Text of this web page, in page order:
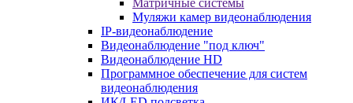
Муляжи камер видеонаблюдения
IP-видеонаблюдение
Видеонаблюдение "под ключ"
Видеонаблюдение HD
Программное обеспечение для систем
видеонаблюдения